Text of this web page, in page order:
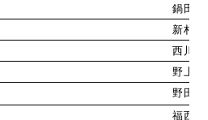
鍋田
新村
西川
野上
野田
福西